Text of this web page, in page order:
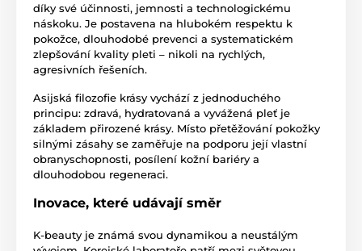
díky své účinnosti, jemnosti a technologickému
náskoku. Je postavena na hlubokém respektu k
pokožce, dlouhodobé prevenci a systematickém
zlepšování kvality pleti – nikoli na rychlých,
agresivních řešeních.
Asijská filozofie krásy vychází z jednoduchého
principu: zdravá, hydratovaná a vyvážená pleť je
základem přirozené krásy. Místo přetěžování pokožky
silnými zásahy se zaměřuje na podporu její vlastní
obranyschopnosti, posílení kožní bariéry a
dlouhodobou regeneraci.
Inovace, které udávají směr
K-beauty je známá svou dynamikou a neustálým